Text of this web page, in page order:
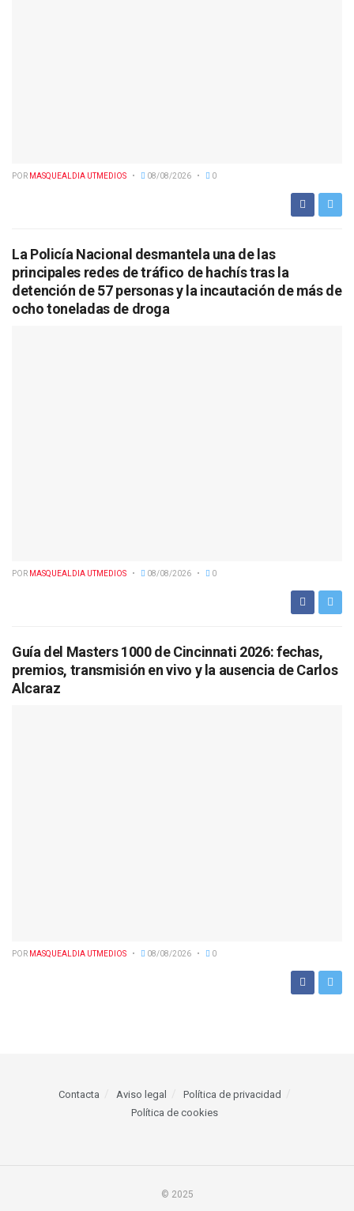
POR MASQUEALDIA UTMEDIOS 08/08/2026 0
La Policía Nacional desmantela una de las
principales redes de tráfico de hachís tras la
detención de 57 personas y la incautación de más de
ocho toneladas de droga
POR MASQUEALDIA UTMEDIOS 08/08/2026 0
Guía del Masters 1000 de Cincinnati 2026: fechas,
premios, transmisión en vivo y la ausencia de Carlos
Alcaraz
POR MASQUEALDIA UTMEDIOS 08/08/2026 0
Contacta Aviso legal
Política de privacidad
Política de cookies
© 2025